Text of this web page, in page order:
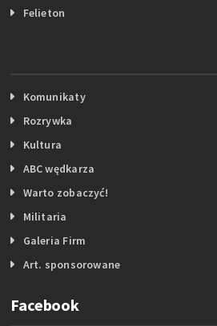
Felieton
Komunikaty
Rozrywka
Kultura
ABC wędkarza
Warto zobaczyć!
Militaria
Galeria Firm
Art. sponsorowane
Facebook